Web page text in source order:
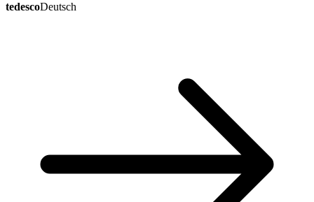
tedescoDeutsch